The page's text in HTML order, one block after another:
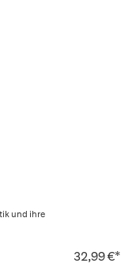
und ihre
32,99 €*